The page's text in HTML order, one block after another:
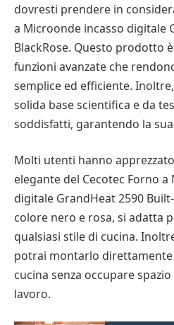
dovresti prendere in
a Microonde incasso digitale
BlackRose. Questo prodotto
funzioni avanzate che
semplice ed efficiente.
solida base scientifica e da
soddisfatti, garantendo la
Molti utenti hanno
elegante del Cecotec Forno
digitale GrandHeat 2590
colore nero e rosa, si adatta
qualsiasi stile di cucina.
potrai montarlo
cucina senza occupare
lavoro.